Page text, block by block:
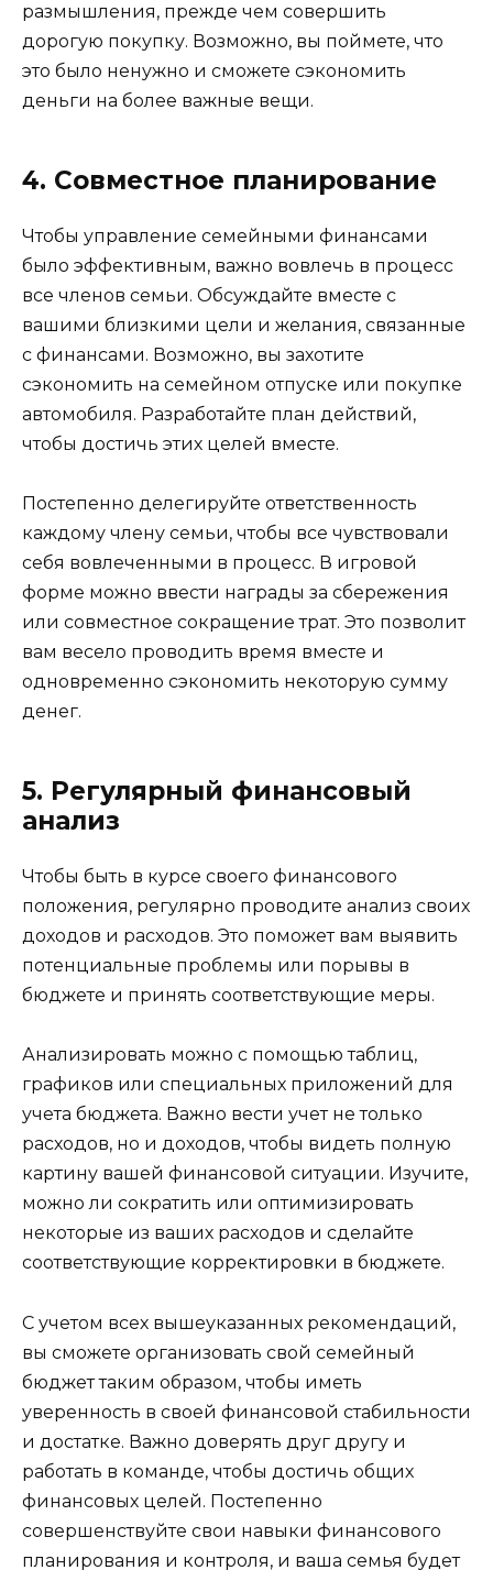
размышления, прежде чем совершить
дорогую покупку. Возможно, вы поймете, что
это было ненужно и сможете сэкономить
деньги на более важные вещи.
4. Совместное планирование
Чтобы управление семейными финансами
было эффективным, важно вовлечь в процесс
все членов семьи. Обсуждайте вместе с
вашими близкими цели и желания, связанные
с финансами. Возможно, вы захотите
сэкономить на семейном отпуске или покупке
автомобиля. Разработайте план действий,
чтобы достичь этих целей вместе.
Постепенно делегируйте ответственность
каждому члену семьи, чтобы все чувствовали
себя вовлеченными в процесс. В игровой
форме можно ввести награды за сбережения
или совместное сокращение трат. Это позволит
вам весело проводить время вместе и
одновременно сэкономить некоторую сумму
денег.
5. Регулярный финансовый
анализ
Чтобы быть в курсе своего финансового
положения, регулярно проводите анализ своих
доходов и расходов. Это поможет вам выявить
потенциальные проблемы или порывы в
бюджете и принять соответствующие меры.
Анализировать можно с помощью таблиц,
графиков или специальных приложений для
учета бюджета. Важно вести учет не только
расходов, но и доходов, чтобы видеть полную
картину вашей финансовой ситуации. Изучите,
можно ли сократить или оптимизировать
некоторые из ваших расходов и сделайте
соответствующие корректировки в бюджете.
С учетом всех вышеуказанных рекомендаций,
вы сможете организовать свой семейный
бюджет таким образом, чтобы иметь
уверенность в своей финансовой стабильности
и достатке. Важно доверять друг другу и
работать в команде, чтобы достичь общих
финансовых целей. Постепенно
совершенствуйте свои навыки финансового
планирования и контроля, и ваша семья будет